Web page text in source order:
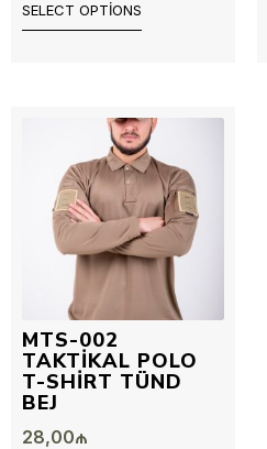
SELECT OPTIONS
MTS-002
TAKTIKAL POLO
T-SHIRT TÜND
BEJ
28,00₼